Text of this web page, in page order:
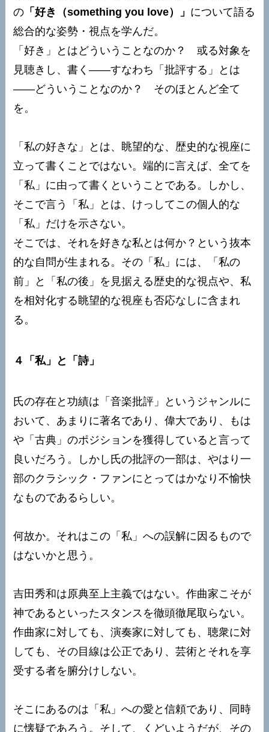
の 「好き（something you love）」 について語る
総合的な姿勢・視点を学んだ。
「好き」とはどういうことなのか？ 或る対象を
見聴きし、書く——すなわち「批評する」とは
——どういうことなのか？ そのほとんど全て
を。
「私の好きな」とは、眺望的な、歴史的な視座に
立って書くことではない。端的に言えば、全てを
「私」に由って書くということである。しかし、
そこで言う「私」とは、けっしてこの個人的な
「私」だけを示さない。
そこでは、それを好きな私とは何か？という抜本
的な自問が生まれる。その「私」には、「私の
前」と「私の後」を見据える歴史的な視点や、私
を相対化する眺望的な視座も否応なしに含まれ
る。
４「私」と「詩」
氏の存在と功績は「音楽批評」というジャンルに
おいて、あまりに著名であり、偉大であり、もは
や「古典」のポジションを獲得していると言って
良いだろう。しかし氏の批評の一部は、やはり一
部のクラシック・ファンにとってはかなり不愉快
なものであるらしい。
何故か。それはこの「私」への誤解に因るもので
はないかと思う。
吉田秀和は原典至上主義ではない。作曲家こそが
神であるといったスタンスを徹頭徹尾取らない。
作曲家に対しても、演奏家に対しても、聴衆に対
しても、その目線は公正であり、芸術とそれを享
受する者を腑分けしない。
そこにあるのは「私」への愛と信頼であり、同時
に懐疑であろう。そして、くどいようだが、その